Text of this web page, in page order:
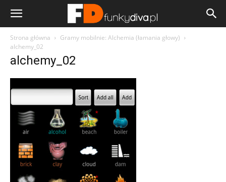
Strona główna
Gramy mobilnie: Alchemia (łamania głowy)
alchemy_02
alchemy_02